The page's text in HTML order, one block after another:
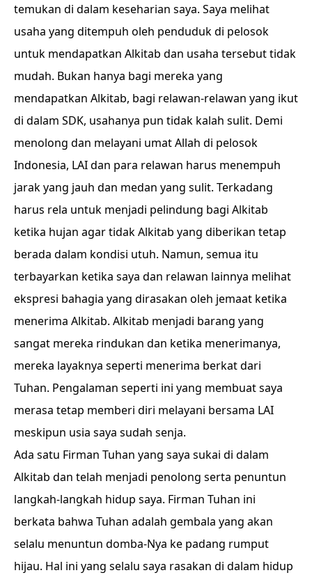
temukan di dalam keseharian saya. Saya melihat
usaha yang ditempuh oleh penduduk di pelosok
untuk mendapatkan Alkitab dan usaha tersebut tidak
mudah. Bukan hanya bagi mereka yang
mendapatkan Alkitab, bagi relawan-relawan yang ikut
di dalam SDK, usahanya pun tidak kalah sulit. Demi
menolong dan melayani umat Allah di pelosok
Indonesia, LAI dan para relawan harus menempuh
jarak yang jauh dan medan yang sulit. Terkadang
harus rela untuk menjadi pelindung bagi Alkitab
ketika hujan agar tidak Alkitab yang diberikan tetap
berada dalam kondisi utuh. Namun, semua itu
terbayarkan ketika saya dan relawan lainnya melihat
ekspresi bahagia yang dirasakan oleh jemaat ketika
menerima Alkitab. Alkitab menjadi barang yang
sangat mereka rindukan dan ketika menerimanya,
mereka layaknya seperti menerima berkat dari
Tuhan. Pengalaman seperti ini yang membuat saya
merasa tetap memberi diri melayani bersama LAI
meskipun usia saya sudah senja.
Ada satu Firman Tuhan yang saya sukai di dalam
Alkitab dan telah menjadi penolong serta penuntun
langkah-langkah hidup saya. Firman Tuhan ini
berkata bahwa Tuhan adalah gembala yang akan
selalu menuntun domba-Nya ke padang rumput
hijau. Hal ini yang selalu saya rasakan di dalam hidup